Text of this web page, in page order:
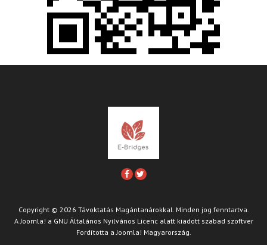
Copyright © 2026 Távoktatás Magántanárokkal. Minden jog fenntartva.
A Joomla! a GNU Általános Nyilvános Licencalatt kiadott szabad szoftver
Fordította a Joomla! Magyarország